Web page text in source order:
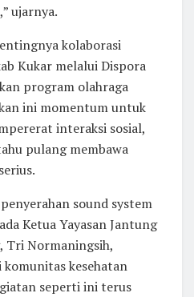
ujarnya.
kolaborasi
Kukar melalui Dispora
program olahraga
ini momentum untuk
interaksi sosial,
pulang membawa
sound system
Ketua Yayasan Jantung
Tri Normaningsih,
komunitas kesehatan
seperti ini terus